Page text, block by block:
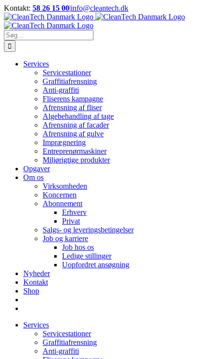
Skip
to
content
Kontakt: 58 26 15 00|info@cleantech.dk
Facebook
LinkedIn
YouTube
Søg
efter:
Services
Servicestationer
Graffitiafrensning
Anti-graffiti
Fliserens kampagne
Afrensning af fliser
Algebehandling af tage
Afrensning af facader
Afrensning af gulve
Imprægnering
Entreprenørmaskiner
Miljørigtige produkter
Opgaver
Om os
Virksomheden
Koncernen
Abonnement
Erhverv
Privat
Salgs- og leveringsbetingelser
Job og karriere
Job hos os
Ledige stillinger
Uopfordret ansøgning
Nyheder
Kontakt
Shop
Services
Servicestationer
Graffitiafrensning
Anti-graffiti